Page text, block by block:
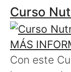
Curso
MÁS
Con este